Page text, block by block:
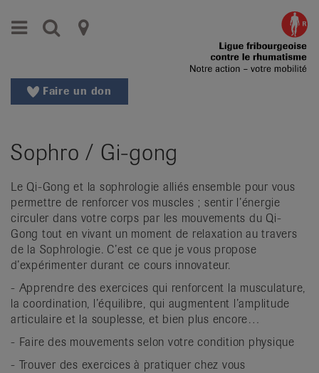
vers
au
Aller
Changer
région
Changer
de
langue:
de
Faire un don
Sophro / Gi-gong
Le Qi-Gong et la sophrologie alliés ensemble pour vous
permettre de renforcer vos muscles ; sentir l’énergie
circuler dans votre corps par les mouvements du Qi-
Gong tout en vivant un moment de relaxation au travers
de la Sophrologie. C’est ce que je vous propose
d’expérimenter durant ce cours innovateur.
- Apprendre des exercices qui renforcent la musculature,
la coordination, l’équilibre, qui augmentent l’amplitude
articulaire et la souplesse, et bien plus encore…
- Faire des mouvements selon votre condition physique
- Trouver des exercices à pratiquer chez vous
Menu Recherche
Ligues
contre
le
|
Organisations
nationales
de
patients